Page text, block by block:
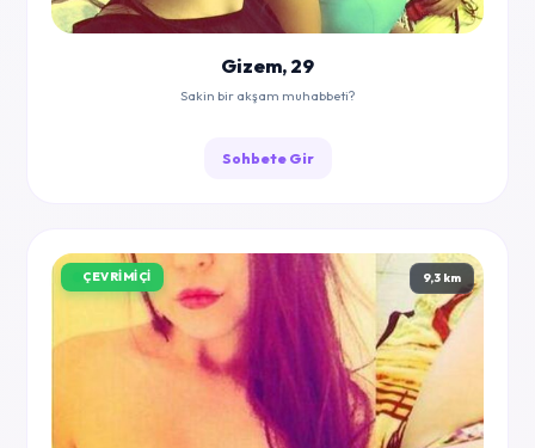
Gizem, 29
Sakin bir akşam muhabbeti?
Sohbete Gir
ÇEVRIMIÇI 9,3 km